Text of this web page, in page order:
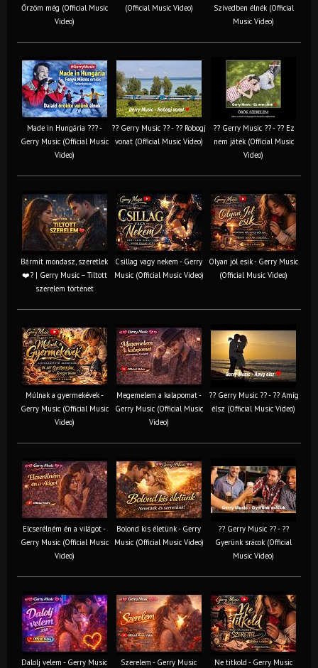
Őrzöm még (Official Music
Video)
(Official Music Video)
Szívedben élnék (Official
Music Video)
Made in Hungária ??? -
Gerry Music (Official Music
Video)
?? Gerry Music ?? - ?? Robogj
vonat (Official Music Video)
?? Gerry Music ?? - ?? Ez
nem játék (Official Music
Video)
Bármit mondasz, szeretlek
❤️‍? | Gerry Music – Tiltott
szerelem történet
Csillag vagy nekem - Gerry
Music (Official Music Video)
Olyan jól esik - Gerry Music
(Official Music Video)
Múlnak a gyermekévek -
Gerry Music (Official Music
Video)
Megemelem a kalapomat -
Gerry Music (Official Music
Video)
?? Gerry Music ?? - ?? Amíg
élsz (Official Music Video)
Elcserélném én a világot -
Gerry Music (Official Music
Video)
Bolond kis életünk - Gerry
Music (Official Music Video)
?? Gerry Music ?? - ??
Gyerünk srácok (Official
Music Video)
Dalolj velem - Gerry Music
Szerelem - Gerry Music
Ne titkold - Gerry Music